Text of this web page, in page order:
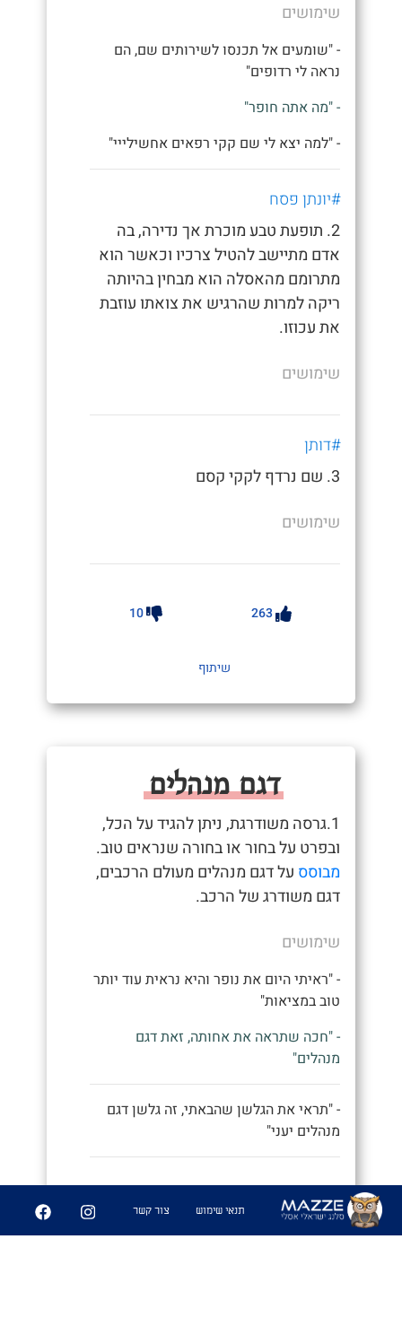
שימושים
- "שומעים אל תכנסו לשירותים שם, הם
נראה לי רדופים"
- "מה אתה חופר"
- "למה יצא לי שם קקי רפאים אחשילייי"
#יונתן פסח
2. תופעת טבע מוכרת אך נדירה, בה
אדם מתיישב להטיל צרכיו וכאשר הוא
מתרומם מהאסלה הוא מבחין בהיותה
ריקה למרות שהרגיש את צואתו עוזבת
את עכוזו.
שימושים
#דותן
3. שם נרדף לקקי קסם
שימושים
263
10
שיתוף
דגם מנהלים
1.גרסה משודרגת, ניתן להגיד על הכל,
ובפרט על בחור או בחורה שנראים טוב.
מבוסס על דגם מנהלים מעולם הרכבים,
דגם משודרג של הרכב.
שימושים
- "ראיתי היום את נופר והיא נראית עוד יותר
טוב במציאות"
- "חכה שתראה את אחותה, זאת דגם
מנהלים"
- "תראי את הגלשן שהבאתי, זה גלשן דגם
מנהלים יעני"
9 תנאי שימוש צור קשר